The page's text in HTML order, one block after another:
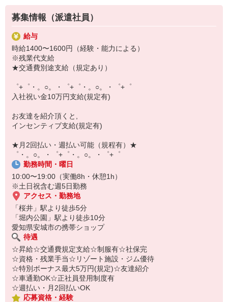
事務、経理、データ入力、コールセンター、受付
▼工場・製造・軽作業系
機械/食品製造・梱包・仕分け・加工・組立・検査
▼美容系
眉毛サロンのアイブロウ・ネイリスト・エステ
▼営業・販売
法人営業・アパレル販売・個別指導塾・人材紹介
▼人気案件も多数♪
短期・期間限定・オープニング・官公庁案件
上場/優良/大手企業など
【スマホ面接実施中】
￣￣￣￣￣￣￣￣￣
自宅に居ながらスマホでカンタン面接OK！
オンライン面談なのでスピード対応。
即日登録もOK♪
気になった方はお気軽にご相談ください！
満足度◎
■携帯やインターネット販売業務
docomo(ドコモ)/au(エーユー)・KDDI/softbank(ソフトバンク)など
の大手キャリアから
ワイモバイル(Y!mobille)、楽天モバイル、UQなど格安スマホまで幅
広く紹介可能♪
募集情報（派遣社員）
給与
時給1400〜1600円（経験・能力による）
※残業代支給
★交通費別途支給（規定あり）
゜+゜・。○。・゜+゜・。○。・゜+゜
入社祝い金10万円支給(規定有)
お友達を紹介頂くと,
インセンティブ支給(規定有)
★月2回払い・週払い可能（規程有）★
゜・。○。・゜+゜・。○。・゜+゜
勤務時間・曜日
10:00〜19:00（実働8h・休憩1h）
※土日祝含む週5日勤務
アクセス・勤務地
「桜井」駅より徒歩5分
「堀内公園」駅より徒歩10分
愛知県安城市の携帯ショップ
待遇
☆昇給☆交通費規定支給☆制服有☆社保完
☆資格・残業手当☆リゾート施設・ジム優待
☆特別ボーナス最大5万円(規定)☆友達紹介
☆車通勤OK☆正社員登用制度有
☆週払い・月2回払いOK
応募資格・経験